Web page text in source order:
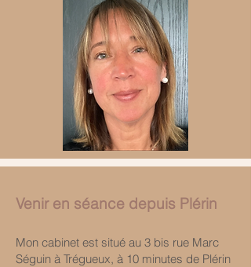
Venir en séance depuis Plérin
Mon cabinet est situé au 3 bis rue Marc
Séguin à Trégueux, à 10 minutes de Plérin